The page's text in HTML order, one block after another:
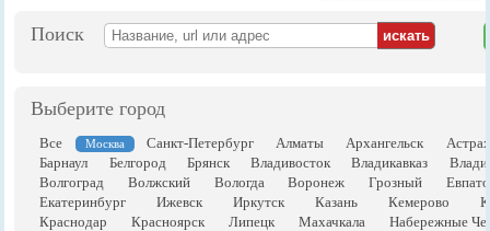
Поиск
Выберите город
Все Москва Санкт-Петербург Алматы Архангельск
Барнаул
Белгород Брянск Владивосток Владикавказ
Волгоград
Волжский Вологда Воронеж Грозный
Екатеринбург
Ижевск Иркутск Казань Кемерово
Краснодар
Красноярск Липецк Махачкала
Набережные